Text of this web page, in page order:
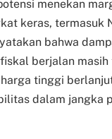
menekan
keras, termasuk
bahwa
berjalan masih
tinggi
dalam jangka